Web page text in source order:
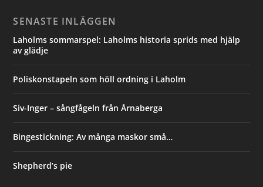
SENASTE INLÄGGEN
Laholms sommarspel: Laholms historia sprids med hjälp
av glädje
Poliskonstapeln som höll ordning i Laholm
Siv-Inger – sångfågeln från Årnaberga
Bingestickning: Av många maskor små…
Shepherd’s pie